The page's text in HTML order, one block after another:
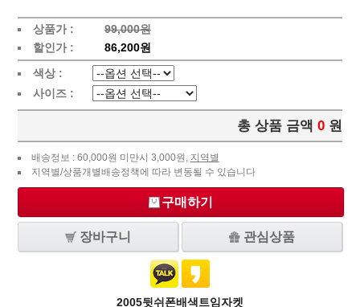
상품가 :
99,000원
할인가 :
86,200원
색상 :
사이즈 :
총 상품 금액 0 원
배송정보 : 60,000원 미만시 3,000원, 지역별
지역별/상품개별배송정책에 따라 변동될 수 있습니다
구매하기
장바구니 관심상품
2005뒷쉬폰배색트임자켓